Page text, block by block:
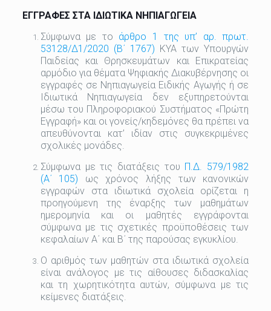
ΕΓΓΡΑΦΕΣ ΣΤΑ ΙΔΙΩΤΙΚΑ ΝΗΠΙΑΓΩΓΕΙΑ
Σύμφωνα με το άρθρο 1 της υπ’ αρ. πρωτ.
53128/Δ1/2020 (Β΄ 1767) ΚΥΑ των Υπουργών
Παιδείας και Θρησκευμάτων και Επικρατείας
αρμόδιο για θέματα Ψηφιακής Διακυβέρνησης οι
εγγραφές σε Νηπιαγωγεία Ειδικής Αγωγής ή σε
Ιδιωτικά Νηπιαγωγεία δεν εξυπηρετούνται
μέσω του Πληροφοριακού Συστήματος «Πρώτη
Εγγραφή» και οι γονείς/κηδεμόνες θα πρέπει να
απευθύνονται κατ’ ιδίαν στις συγκεκριμένες
σχολικές μονάδες.
Σύμφωνα με τις διατάξεις του Π.Δ. 579/1982
(Α΄ 105) ως χρόνος λήξης των κανονικών
εγγραφών στα ιδιωτικά σχολεία ορίζεται η
προηγούμενη της έναρξης των μαθημάτων
ημερομηνία και οι μαθητές εγγράφονται
σύμφωνα με τις σχετικές προϋποθέσεις των
κεφαλαίων Α΄ και Β΄ της παρούσας εγκυκλίου.
Ο αριθμός των μαθητών στα ιδιωτικά σχολεία
είναι ανάλογος με τις αίθουσες διδασκαλίας
και τη χωρητικότητα αυτών, σύμφωνα με τις
κείμενες διατάξεις.